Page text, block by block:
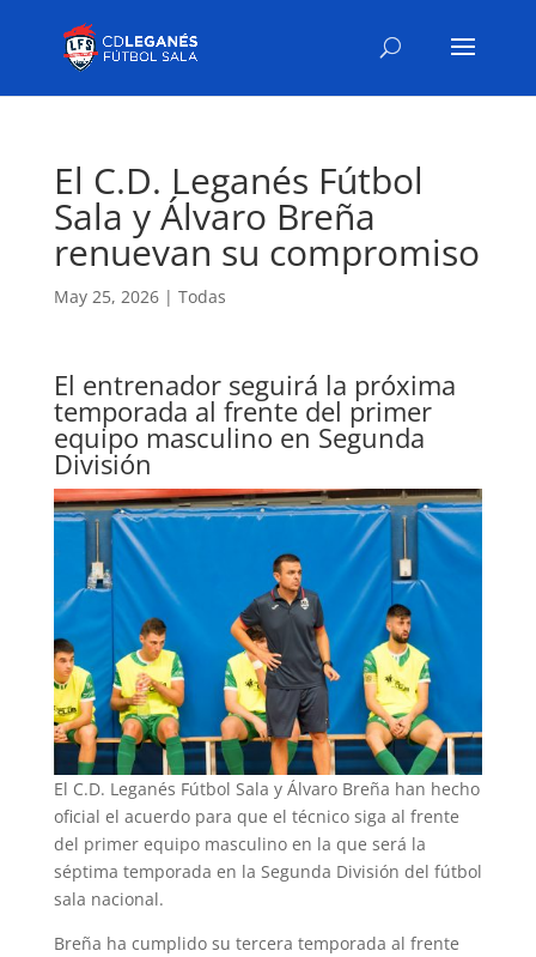
El C.D. Leganés Fútbol
Sala y Álvaro Breña
renuevan su compromiso
May 25, 2026| Todas
El entrenador seguirá la próxima
temporada al frente del primer
equipo masculino en Segunda
División
El C.D. Leganés Fútbol Sala y Álvaro Breña han hecho
oficial el acuerdo para que el técnico siga al frente
del primer equipo masculino en la que será la
séptima temporada en la Segunda División del fútbol
sala nacional.
Breña ha cumplido su tercera temporada al frente